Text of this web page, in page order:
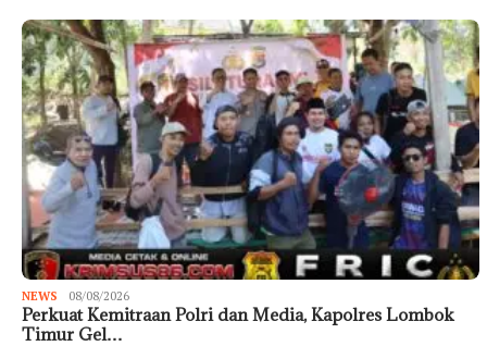
NEWS 08/08/2026
Perkuat Kemitraan Polri dan Media, Kapolres Lombok
Timur Gel…